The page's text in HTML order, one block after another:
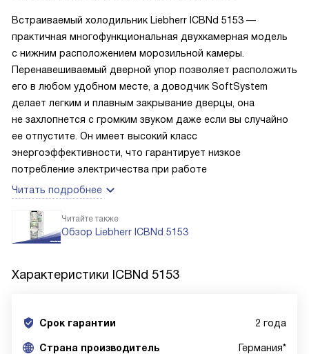
Встраиваемый холодильник Liebherr ICBNd 5153 —
практичная многофункциональная двухкамерная модель
с нижним расположением морозильной камеры.
Перенавешиваемый дверной упор позволяет расположить
его в любом удобном месте, а доводчик SoftSystem
делает легким и плавным закрывание дверцы, она
не захлопнется с громким звуком даже если вы случайно
ее отпустите. Он имеет высокий класс
энергоэффективности, что гарантирует низкое
потребление электричества при работе
Читать подробнее
Читайте также
Обзор Liebherr ICBNd 5153
Характеристики ICBNd 5153
Срок гарантии 2 года
Cтрана производитель Германия*